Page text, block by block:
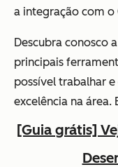
a integração com o
Descubra conosco
principais
possível trabalhar
excelência na área.
[Guia grátis]